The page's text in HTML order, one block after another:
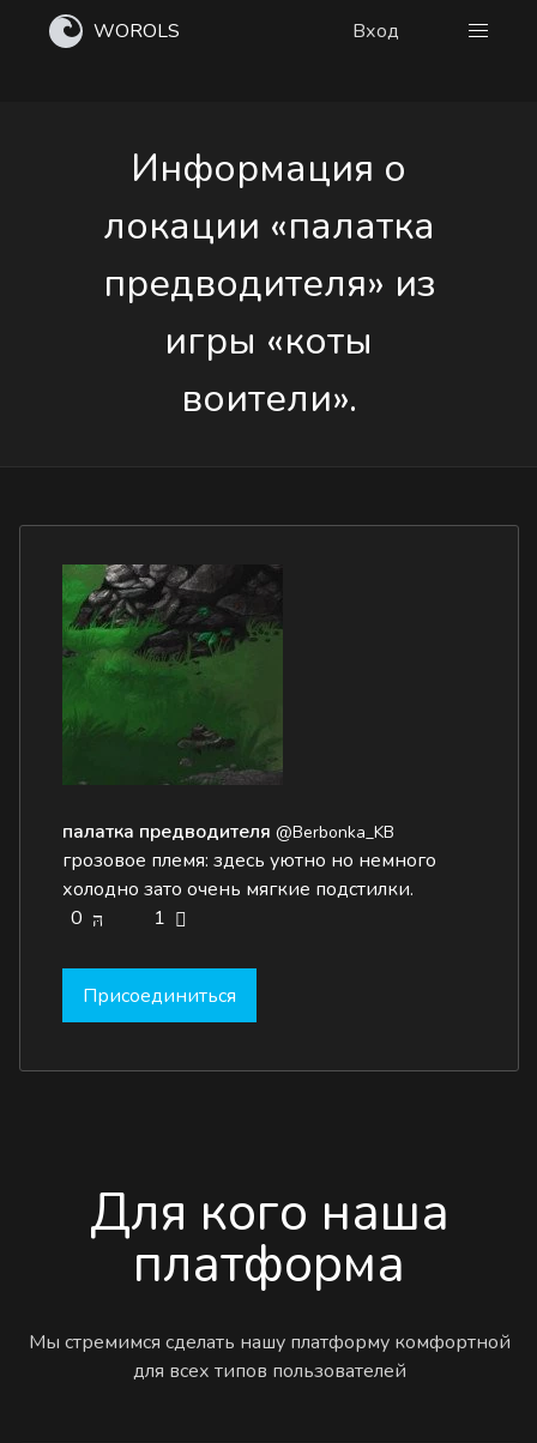
WOROLS Вход
Информация о
локации «палатка
предводителя» из
игры «коты
воители».
палатка предводителя @Berbonka_KB
грозовое племя: здесь уютно но немного
холодно зато очень мягкие подстилки.
0
1
Присоединиться
Для кого наша
платформа
Мы стремимся сделать нашу платформу комфортной
для всех типов пользователей